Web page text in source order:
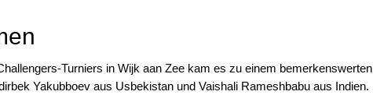
Turniers in Wijk aan Zee kam es zu einem bemerkenswerten
Yakubboev aus Usbekistan und Vaishali Rameshbabu aus Indien.